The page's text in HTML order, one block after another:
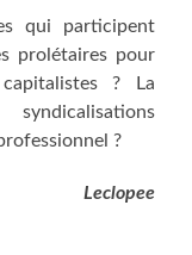
qui participent
prolétaires pour
? La
?
Leclopee